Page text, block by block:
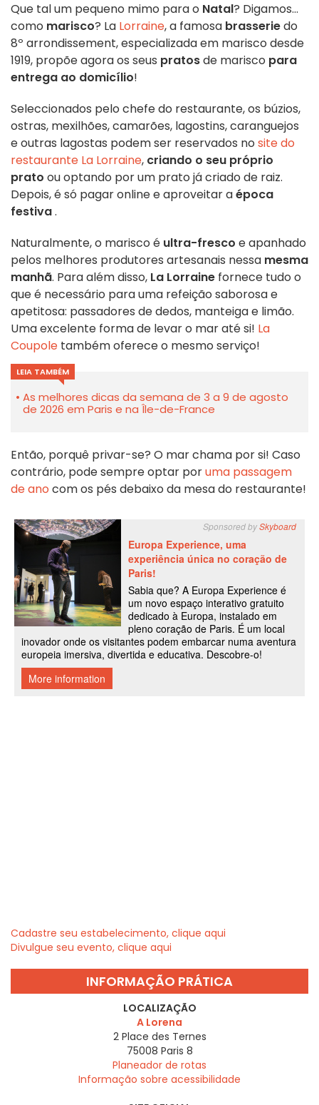
Que tal um pequeno mimo para o Natal? Digamos...
como marisco? La Lorraine, a famosa brasseriedo
8º arrondissement, especializada em marisco desde
1919, propõe agora os seus pratosde marisco para
entrega ao domicílio!
Seleccionados pelo chefe do restaurante, os búzios,
ostras, mexilhões, camarões, lagostins, caranguejos
e outras lagostas podem ser reservados no site do
restaurante La Lorraine, criando o seu próprio
prato ou optando por um prato já criado de raiz.
Depois, é só pagar online e aproveitar aépoca
festiva.
Naturalmente, o marisco é ultra-fresco e apanhado
pelos melhores produtores artesanais nessa mesma
manhã. Para além disso, La Lorraine fornece tudo o
que é necessário para uma refeição saborosa e
apetitosa: passadores de dedos, manteiga e limão.
Uma excelente forma de levar o mar até si! La
Coupole também oferece o mesmo serviço!
LEIA TAMBÉM
As melhores dicas da semana de 3 a 9 de agosto
de 2026 em Paris e na Île-de-France
Então, porquê privar-se? O mar chama por si! Caso
contrário, pode sempre optar poruma passagem
de ano com os pés debaixo da mesa do restaurante!
Cadastre seu estabelecimento, clique aqui
Divulgue seu evento, clique aqui
INFORMAÇÃO PRÁTICA
LOCALIZAÇÃO
A Lorena
2 Place des Ternes
75008 Paris 8
Planeador de rotas
Informação sobre acessibilidade